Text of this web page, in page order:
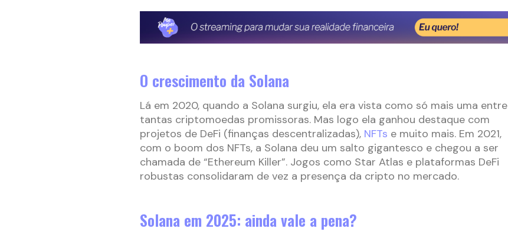
O crescimento da Solana
Lá em 2020, quando a Solana surgiu, ela era vista como só mais uma entre
tantas criptomoedas promissoras. Mas logo ela ganhou destaque com
projetos de DeFi (finanças descentralizadas), NFTs e muito mais. Em 2021,
com o boom dos NFTs, a Solana deu um salto gigantesco e chegou a ser
chamada de “Ethereum Killer”. Jogos como Star Atlas e plataformas DeFi
robustas consolidaram de vez a presença da cripto no mercado.
Solana em 2025: ainda vale a pena?